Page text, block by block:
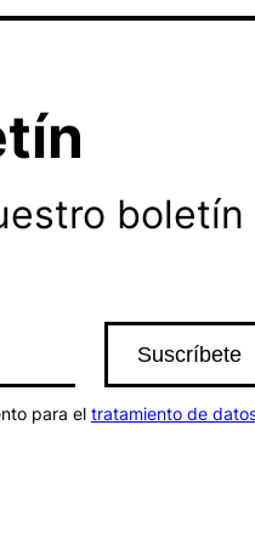
boletín
para el tratamiento de